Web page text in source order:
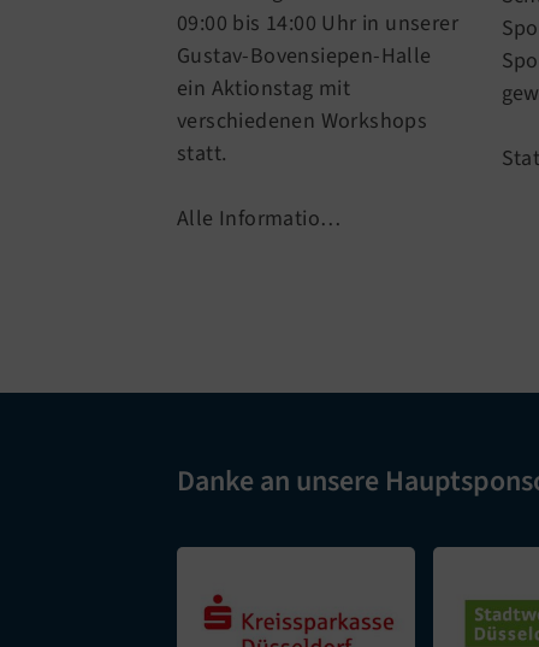
09:00 bis 14:00 Uhr in unserer
Gustav-Bovensiepen-Halle
ein Aktionstag mit
verschiedenen Workshops
statt.
Alle Informatio…
Danke an unsere